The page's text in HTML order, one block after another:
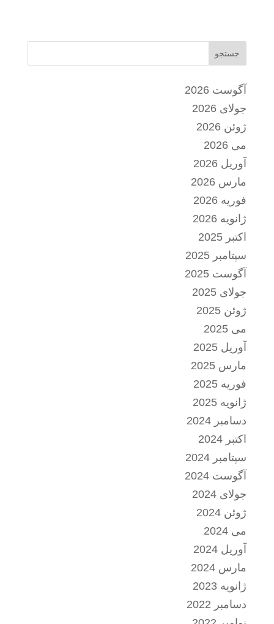
جستجو
آگوست 2026
جولای 2026
ژوئن 2026
می 2026
آوریل 2026
مارس 2026
فوریه 2026
ژانویه 2026
اکتبر 2025
سپتامبر 2025
آگوست 2025
جولای 2025
ژوئن 2025
می 2025
آوریل 2025
مارس 2025
فوریه 2025
ژانویه 2025
دسامبر 2024
اکتبر 2024
سپتامبر 2024
آگوست 2024
جولای 2024
ژوئن 2024
می 2024
آوریل 2024
مارس 2024
ژانویه 2023
دسامبر 2022